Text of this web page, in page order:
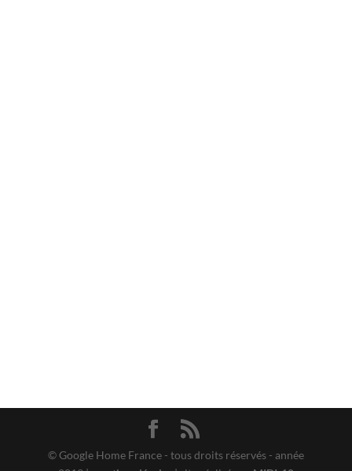
© Google Home France - tous droits réservés - année